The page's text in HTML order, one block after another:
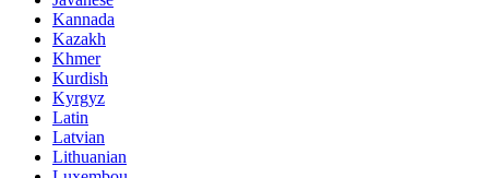
Kannada
Kazakh
Khmer
Kurdish
Kyrgyz
Latin
Latvian
Lithuanian